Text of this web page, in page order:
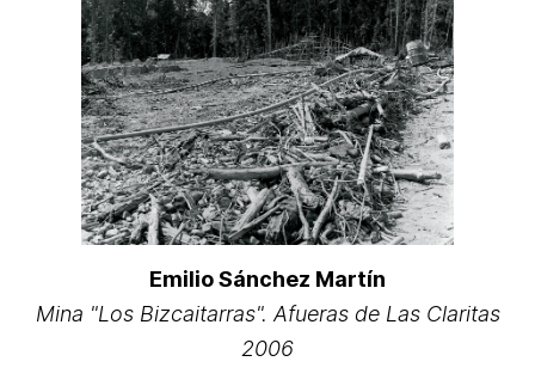
Emilio Sánchez Martín
Mina "Los Bizcaitarras". Afueras de Las Claritas
2006